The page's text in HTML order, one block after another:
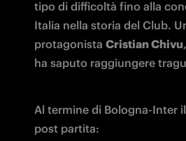
tipo di difficoltà fino alla
Italia nella storia del Club.
protagonista Cristian Chivu
ha saputo raggiungere
Al termine di Bologna-Inter
post partita: